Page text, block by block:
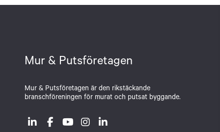
Mur & Putsföretagen
Mur & Putsföretagen är den rikstäckande
branschföreningen för murat och putsat byggande.